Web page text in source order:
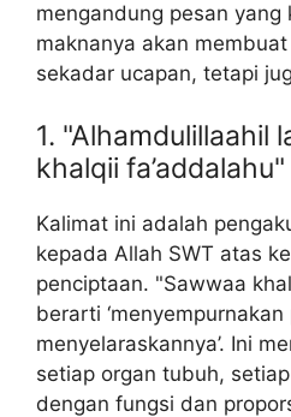
mengandung pesan yang
maknanya akan
sekadar ucapan, tetapi
1. "Alhamdulillaahil
khalqii fa’addalahu"
Kalimat ini adalah
kepada Allah SWT atas
penciptaan. "Sawwaa
berarti
menyelaraskannya’. Ini
setiap organ tubuh,
dengan fungsi dan